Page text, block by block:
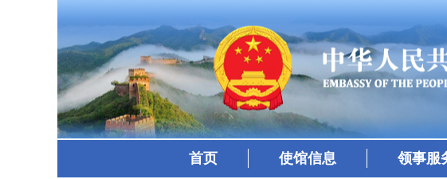
首页 使馆信息 领事服